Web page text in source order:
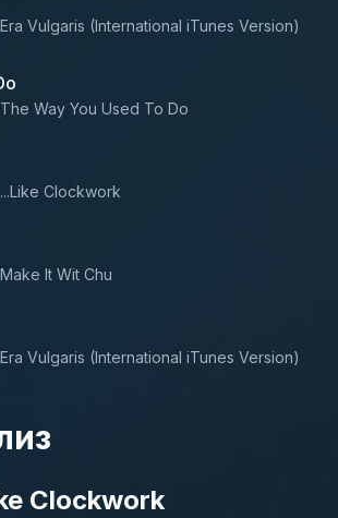
Era Vulgaris (International iTunes Version)
The Way You Used To Do
...Like Clockwork
Make It Wit Chu
Era Vulgaris (International iTunes Version)
Clockwork